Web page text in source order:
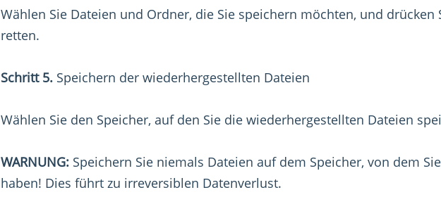
Wählen Sie Dateien und Ordner, die Sie speichern möchten, und drücken
retten.
Schritt 5. Speichern der wiederhergestellten Dateien
Wählen Sie den Speicher, auf den Sie die wiederhergestellten Dateien
WARNUNG: Speichern Sie niemals Dateien auf dem Speicher, von dem
haben! Dies führt zu irreversiblen Datenverlust.